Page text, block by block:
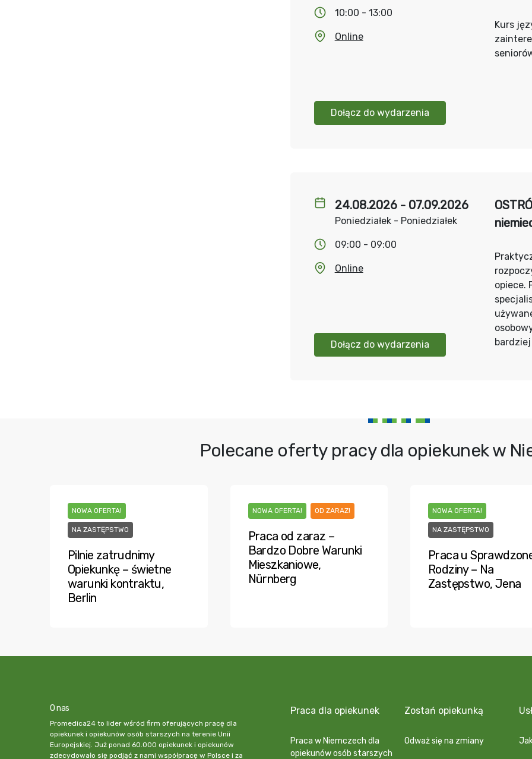
10:00 - 13:00
Online
Dołącz do wydarzenia
Kurs
24.08.2026 - 07.09.2026
Poniedziałek - Poniedziałek
09:00 - 09:00
Online
Dołącz do wydarzenia
opiece.
Polecane oferty pracy dla opiekunek w
NOWA OFERTA!
NA ZASTĘPSTWO
Pilnie zatrudnimy
Opiekunkę – świetne
warunki kontraktu,
Berlin
NOWA OFERTA! OD ZARAZ!
Praca od zaraz –
Bardzo Dobre Warunki
Mieszkaniowe,
Nürnberg
NOWA OFERTA!
NA ZASTĘPSTWO
Praca u
Rodziny – Na
Zastępstwo, Jena
O nas
Promedica24 to lider wśród firm oferujących pracę dla
opiekunek i opiekunów osób starszych na terenie Unii
Europejskiej. Już ponad 60.000 opiekunek i opiekunów
zdecydowało się podjąć z nami współpracę w Polsce i za
Praca dla opiekunek
Praca w Niemczech dla
opiekunów osób starszych
Zostań opiekunką
Odważ się na zmiany